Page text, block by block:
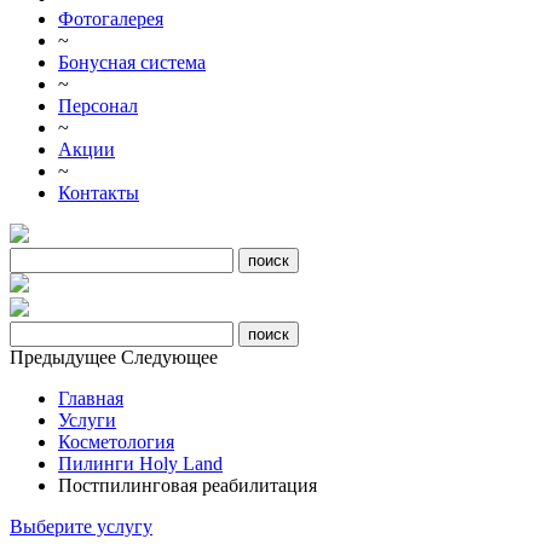
Фотогалерея
~
Бонусная система
~
Персонал
~
Акции
~
Контакты
Предыдущее Следующее
Главная
Услуги
Косметология
Пилинги Holy Land
Постпилинговая реабилитация
Выберите услугу